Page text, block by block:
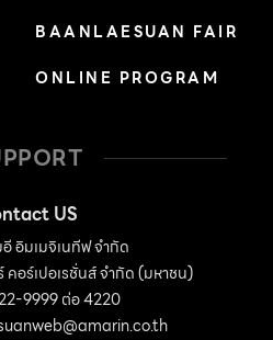
BAANLAESUAN FAIR
ONLINE PROGRAM
US
อิมเมจิเนทีฟ จำกัด
คอร์เปอเรชั่นส์ จำกัด (มหาชน)
9999 ต่อ 4220